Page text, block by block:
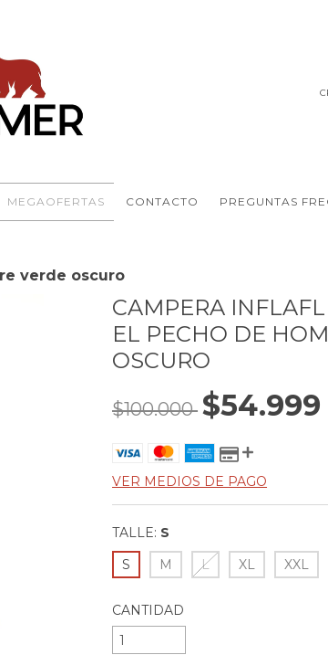
MEGAOFERTAS CONTACTO PREGUNTAS
verde oscuro
CAMPERA
EL PECHO DE
OSCURO
$100.000 $54.999
VER MEDIOS DE PAGO
TALLE: S
S
M L XL XXL
CANTIDAD